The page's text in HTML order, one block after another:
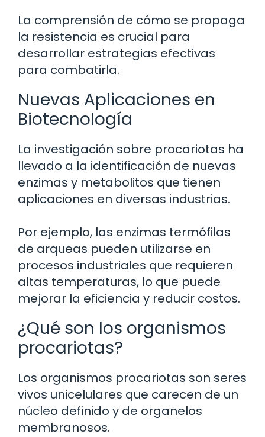
La comprensión de cómo se propaga
la resistencia es crucial para
desarrollar estrategias efectivas
para combatirla.
Nuevas Aplicaciones en
Biotecnología
La investigación sobre procariotas ha
llevado a la identificación de nuevas
enzimas y metabolitos que tienen
aplicaciones en diversas industrias.
Por ejemplo, las enzimas termófilas
de arqueas pueden utilizarse en
procesos industriales que requieren
altas temperaturas, lo que puede
mejorar la eficiencia y reducir costos.
¿Qué son los organismos
procariotas?
Los organismos procariotas son seres
vivos unicelulares que carecen de un
núcleo definido y de organelos
membranosos.